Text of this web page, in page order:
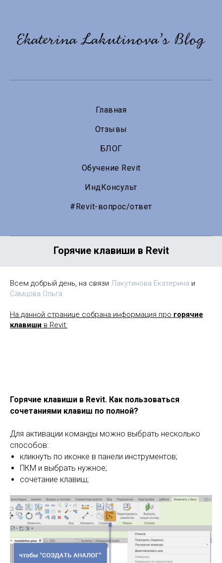
Главная
Отзывы
БЛОГ
Обучение Revit
ИндКонсульт
#Revit-вопрос/ответ
Горячие клавиши в Revit
Всем добрый день, на связи Лакутинова Екатерина и
Самцова Ольга
На данной странице собрана информация про горячие
клавиши в Revit:
Горячие клавиши в Revit. Как пользоваться
сочетаниями клавиш по полной?
Для активации команды можно выбрать несколько
способов:
кликнуть по иконке в панели инструментов;
ПКМ и выбрать нужное;
сочетание клавиш;